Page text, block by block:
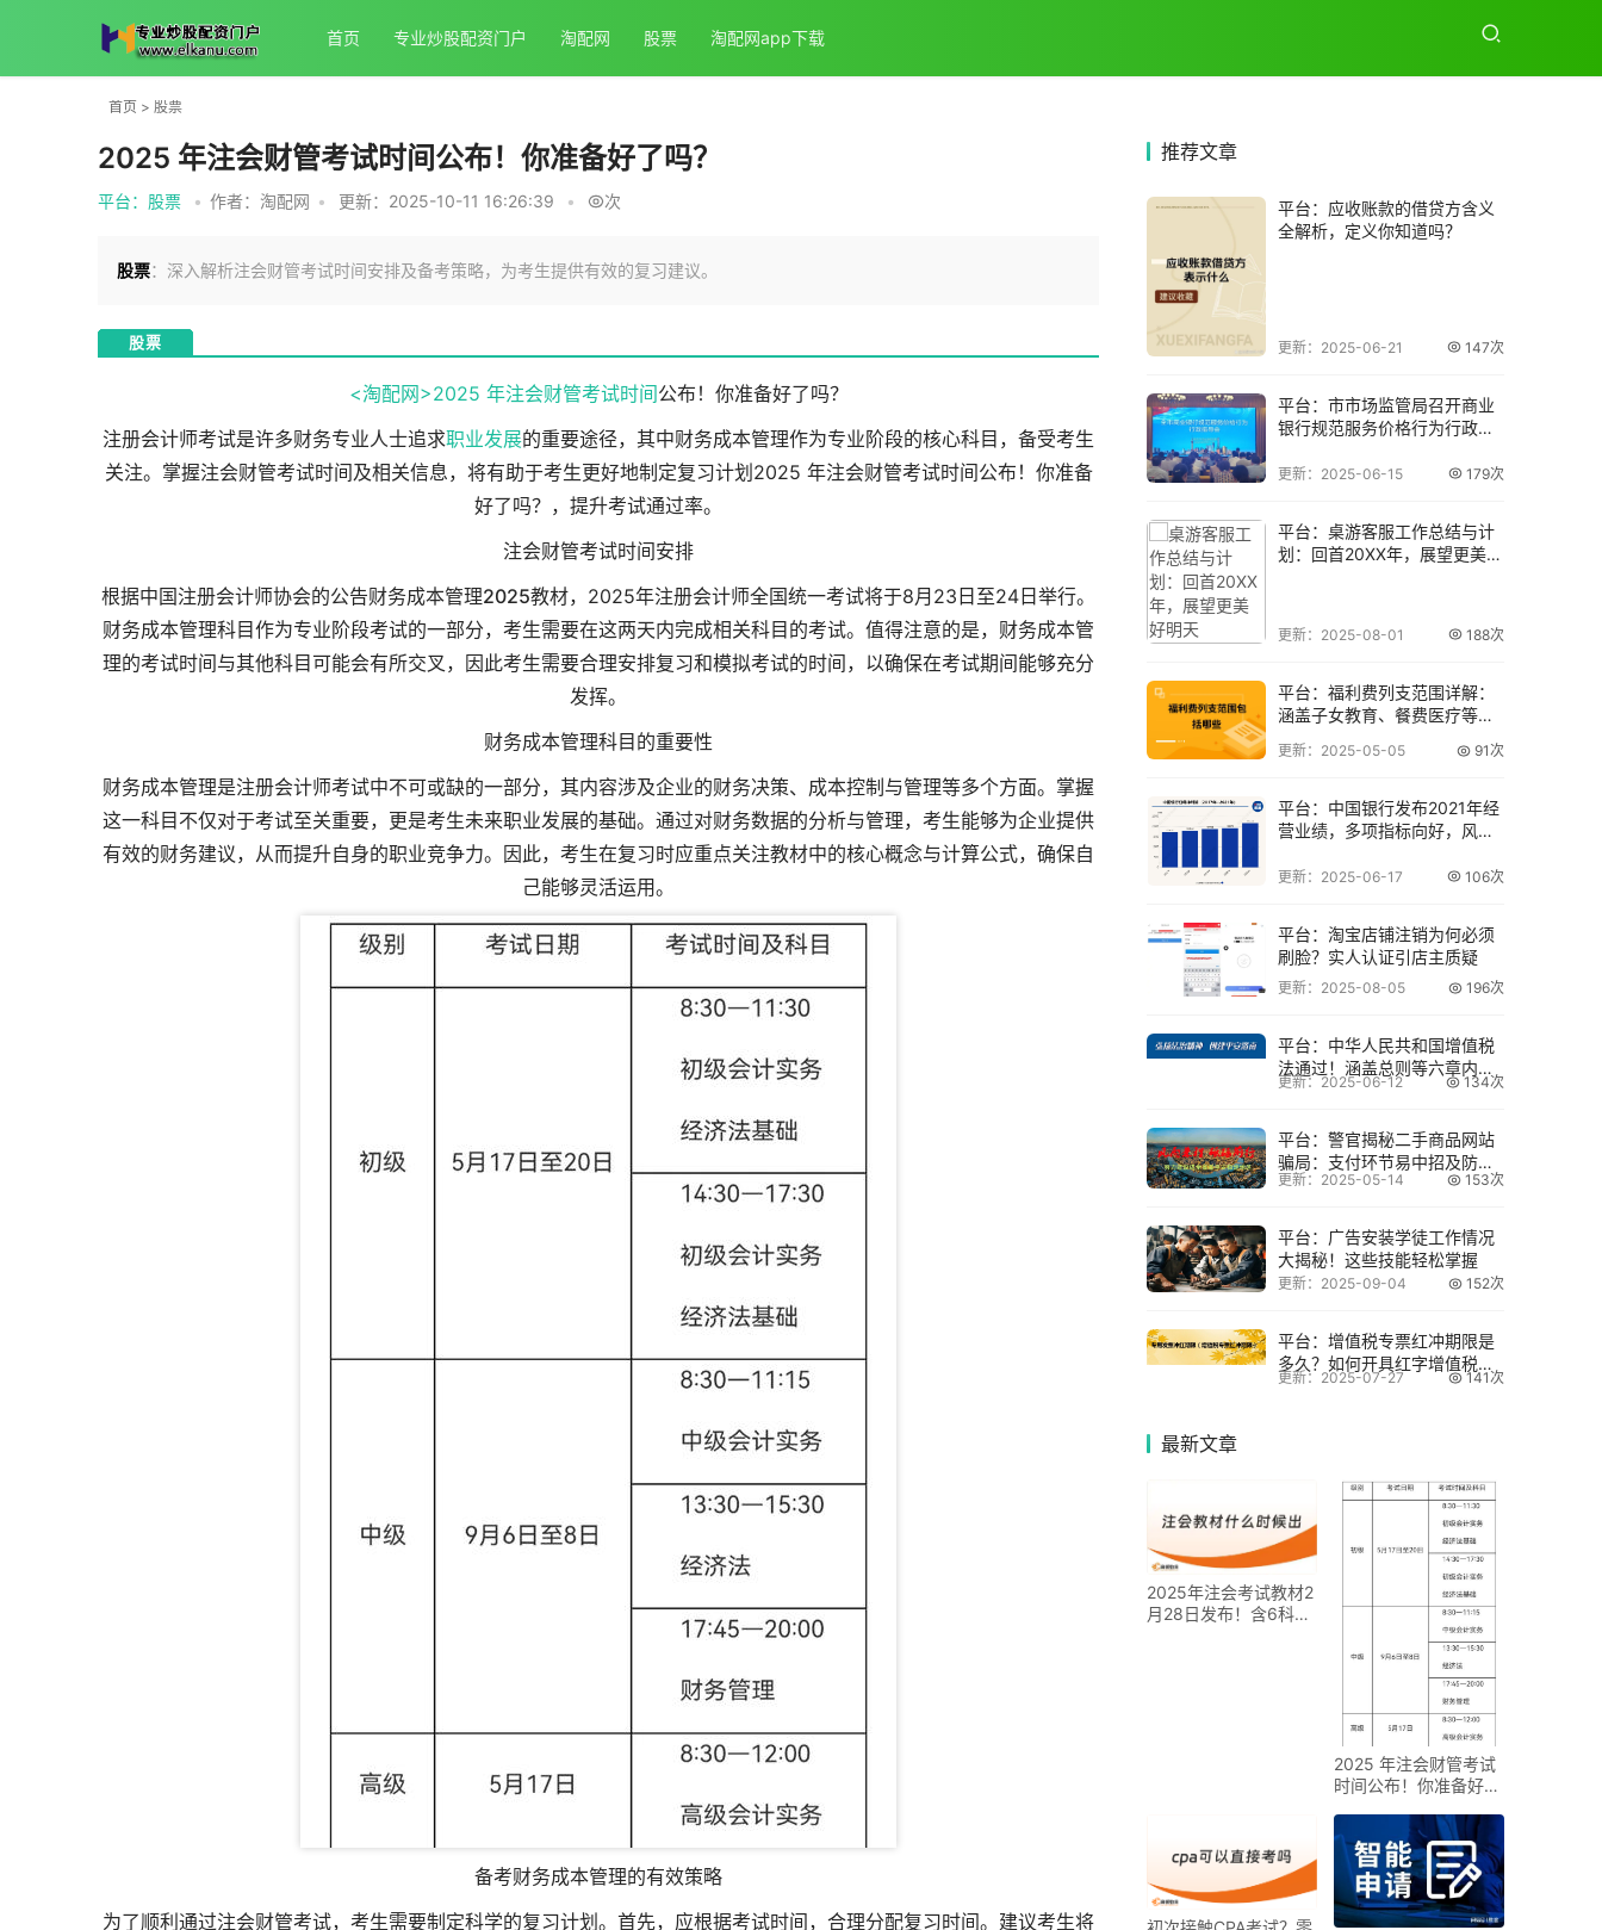
首页 专业炒股配资门户 淘配网 股票 淘配网app下载
首页 > 股票
2025 年注会财管考试时间公布！你准备好了吗？
平台：股票 • 作者：淘配网 • 更新：2025-10-11 16:26:39 • 次
股票：深入解析注会财管考试时间安排及备考策略，为考生提供有效的复习建议。
股票
<淘配网>2025 年注会财管考试时间公布！你准备好了吗？
注册会计师考试是许多财务专业人士追求职业发展的重要途径，其中财务成本管理作为专业阶段的核心科目，备受考生
关注。掌握注会财管考试时间及相关信息，将有助于考生更好地制定复习计划2025 年注会财管考试时间公布！你准备
好了吗？，提升考试通过率。
注会财管考试时间安排
根据中国注册会计师协会的公告财务成本管理2025教材，2025年注册会计师全国统一考试将于8月23日至24日举行。
财务成本管理科目作为专业阶段考试的一部分，考生需要在这两天内完成相关科目的考试。值得注意的是，财务成本管
理的考试时间与其他科目可能会有所交叉，因此考生需要合理安排复习和模拟考试的时间，以确保在考试期间能够充分
发挥。
财务成本管理科目的重要性
财务成本管理是注册会计师考试中不可或缺的一部分，其内容涉及企业的财务决策、成本控制与管理等多个方面。掌握
这一科目不仅对于考试至关重要，更是考生未来职业发展的基础。通过对财务数据的分析与管理，考生能够为企业提供
有效的财务建议，从而提升自身的职业竞争力。因此，考生在复习时应重点关注教材中的核心概念与计算公式，确保自
己能够灵活运用。
备考财务成本管理的有效策略
为了顺利通过注会财管考试，考生需要制定科学的复习计划。首先，应根据考试时间，合理分配复习时间。建议考生将
推荐文章
平台：应收账款的借贷方含义
全解析，定义你知道吗？
更新：2025-06-21 147次
平台：市市场监管局召开商业
银行规范服务价格行为行政指
更新：2025-06-15 179次
平台：桌游客服工作总结与计
划：回首20XX年，展望更美好
更新：2025-08-01 188次
平台：福利费列支范围详解：
涵盖子女教育、餐费医疗等多
更新：2025-05-05 91次
平台：中国银行发布2021年经
营业绩，多项指标向好，风险
更新：2025-06-17 106次
平台：淘宝店铺注销为何必须
刷脸？实人认证引店主质疑
更新：2025-08-05 196次
平台：中华人民共和国增值税
法通过！涵盖总则等六章内容
要点
更新：2025-06-12 134次
平台：警官揭秘二手商品网站
骗局：支付环节易中招及防范
方法
更新：2025-05-14 153次
平台：广告安装学徒工作情况
大揭秘！这些技能轻松掌握
更新：2025-09-04 152次
平台：增值税专票红冲期限是
多久？如何开具红字增值税专
用发票？
更新：2025-07-27 141次
最新文章
2025年注会考试教材2
月28日发布！含6科目
2025 年注会财管考试
时间公布！你准备好了